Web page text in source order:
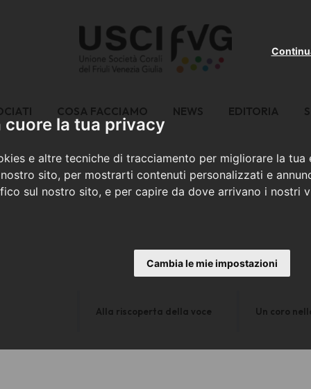
cuore la tua privacy
e altre tecniche di tracciamento per migliorare la tua
sito, per mostrarti contenuti personalizzati e
sul nostro sito, e per capire da dove arrivano i nostri
Cambia le mie impostazioni
COSA FACCIAMO NEWS EDITORIA
Alla riscoperta della voce Un coro